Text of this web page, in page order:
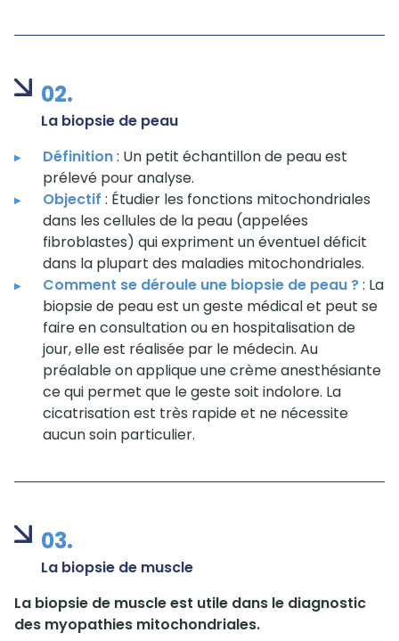
02.
La biopsie de peau
Définition: Un petit échantillon de peau est
prélevé pour analyse.
Objectif : Étudier les fonctions mitochondriales
dans les cellules de la peau (appelées
fibroblastes) qui expriment un éventuel déficit
dans la plupart des maladies mitochondriales.
Comment se déroule une biopsie de peau ?: La
biopsie de peau est un geste médical et peut se
faire en consultation ou en hospitalisation de
jour, elle est réalisée par le médecin. Au
préalable on applique une crème anesthésiante
ce qui permet que le geste soit indolore. La
cicatrisation est très rapide et ne nécessite
aucun soin particulier.
03.
La biopsie de muscle
La biopsie de muscle est utile dans le diagnostic
des myopathies mitochondriales.